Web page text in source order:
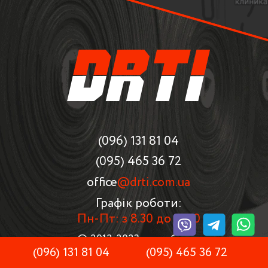
(096) 131 81 04
(095) 465 36 72
office@drti.com.ua
Графік роботи:
Пн-Пт: з 8.30 до 17.30
© 2012-2023 розроблено
фахівцями ТОВ "DRTI"
(096) 131 81 04 (095) 465 36 72